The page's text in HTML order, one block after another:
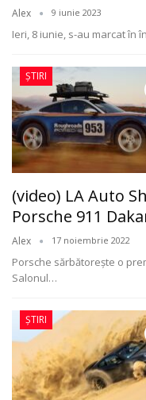
Alex 9 iunie 2023
Ieri, 8 iunie, s-au marcat în
ȘTIRI
(video) LA Auto
Porsche 911
Alex 17 noiembrie 2022
Porsche sărbătorește o
Salonul…
ȘTIRI